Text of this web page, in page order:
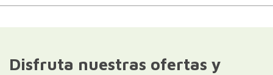
Disfruta nuestras ofertas y